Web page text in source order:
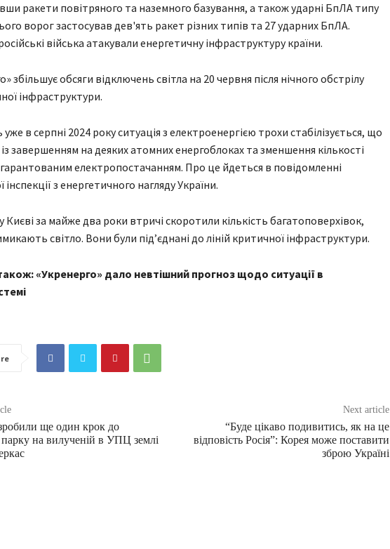
ракети повітряного та наземного базування, а також ударні БпЛА типу
ворог застосував дев'ять ракет різних типів та 27 ударних БпЛА.
війська атакували енергетичну інфраструктуру країни.
збільшує обсяги відключень світла на 20 червня після нічного обстрілу
інфраструктури.
в серпні 2024 року ситуація з електроенергією трохи стабілізується, що
завершенням на деяких атомних енергоблоках та зменшення кількості
гарантованим електропостачанням. Про це йдеться в повідомленні
з енергетичного нагляду України.
Києві за майже два роки втричі скоротили кількість багатоповерхівок,
світло. Вони були під’єднані до ліній критичної інфраструктури.
«Укренерго» дало невтішний прогноз щодо ситуації в
ще один крок до
на вилученій в УПЦ землі
Next article
“Буде цікаво подивитись, як на це
відповість Росія”: Корея може поставити
зброю Україні